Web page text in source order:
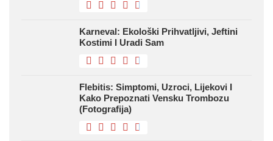
Karneval: Ekološki Prihvatljivi, Jeftini
Kostimi I Uradi Sam
Flebitis: Simptomi, Uzroci, Lijekovi I
Kako Prepoznati Vensku Trombozu
(fotografija)